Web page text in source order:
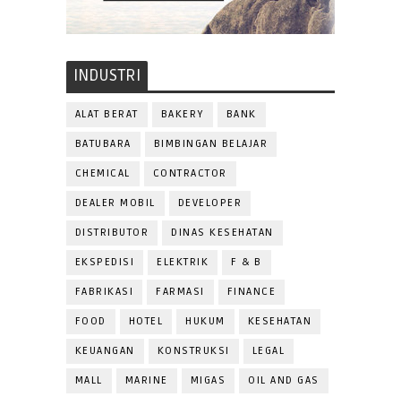
INDUSTRI
ALAT BERAT BAKERY BANK
BATUBARA BIMBINGAN BELAJAR
CHEMICAL CONTRACTOR
DEALER MOBIL DEVELOPER
DISTRIBUTOR DINAS KESEHATAN
EKSPEDISI ELEKTRIK F & B
FABRIKASI FARMASI FINANCE
FOOD HOTEL HUKUM KESEHATAN
KEUANGAN KONSTRUKSI LEGAL
MALL MARINE MIGAS OIL AND GAS